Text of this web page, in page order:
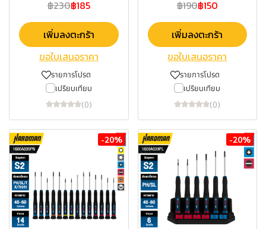
฿230฿185
เพิ่มลงตะกร้า
ขอใบเสนอราคา
รายการโปรด
เปรียบเทียบ
(0)
฿190฿150
เพิ่มลงตะกร้า
ขอใบเสนอราคา
รายการโปรด
เปรียบเทียบ
(0)
-20% -20%